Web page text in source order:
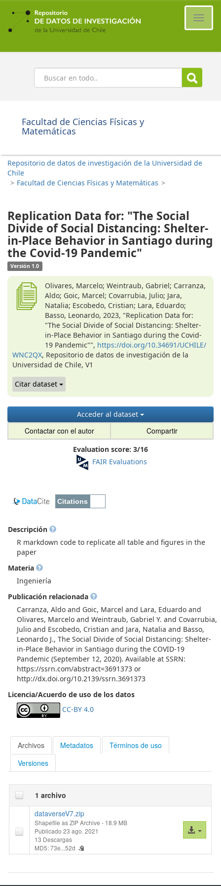
Ir
contenido
principal
Buscar
Facultad de Ciencias Físicas y
Matemáticas
Repositorio de datos de investigación de la Universidad de
Chile
> Facultad de Ciencias Físicas y Matemáticas >
Replication Data for: "The Social
Divide of Social Distancing: Shelter-
in-Place Behavior in Santiago during
the Covid-19 Pandemic"
Versión 1.0
Olivares, Marcelo; Weintraub, Gabriel; Carranza,
Aldo; Goic, Marcel; Covarrubia, Julio; Jara,
Natalia; Escobedo, Cristian; Lara, Eduardo;
Basso, Leonardo, 2023, "Replication Data for:
"The Social Divide of Social Distancing: Shelter-
in-Place Behavior in Santiago during the Covid-
19 Pandemic"", https://doi.org/10.34691/UCHILE/
WNC2QX, Repositorio de datos de investigación de la
Universidad de Chile, V1
Citar dataset
Acceder al dataset
Contactar con el autor Compartir
Evaluation score: 3/16
FAIR Evaluations
Descripción
R markdown code to replicate all table and figures in the
paper
Materia
Ingeniería
Publicación relacionada
Carranza, Aldo and Goic, Marcel and Lara, Eduardo and
Olivares, Marcelo and Weintraub, Gabriel Y. and Covarrubia,
Julio and Escobedo, Cristian and Jara, Natalia and Basso,
Leonardo J., The Social Divide of Social Distancing: Shelter-
in-Place Behavior in Santiago during the COVID-19
Pandemic (September 12, 2020). Available at SSRN:
https://ssrn.com/abstract=3691373 or
http://dx.doi.org/10.2139/ssrn.3691373
Licencia/Acuerdo de uso de los datos
CC-BY 4.0
Archivos Metadatos
Términos de uso
Versiones
1 archivo
dataverseV7.zip
Shapefile as ZIP Archive - 18.9 MB
Publicado 23 ago. 2021
13 Descargas
MD5: 73e...52d
Acceso
al